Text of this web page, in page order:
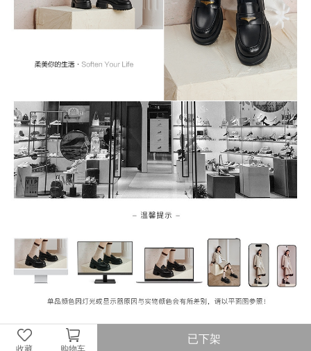
收藏 购物车
已下架